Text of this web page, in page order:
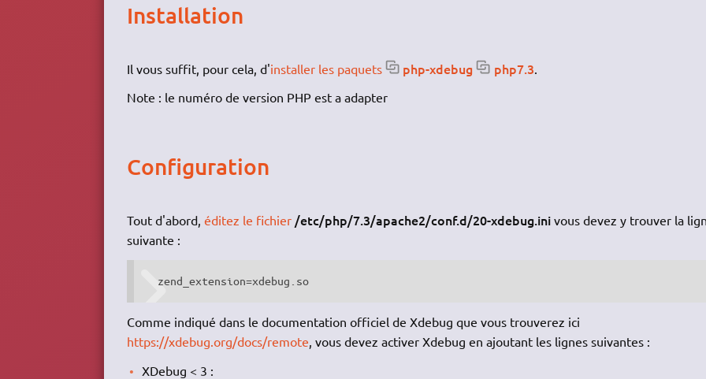
Installation
Il vous suffit, pour cela, d'installer les paquets php-xdebug php7.3.
Note : le numéro de version PHP est a adapter
Configuration
Tout d'abord, éditez le fichier /etc/php/7.3/apache2/conf.d/20-xdebug.inivous devez y trouver la
suivante :
  zend_extension=xdebug.so
Comme indiqué dans le documentation officiel de Xdebug que vous trouverez ici
https://xdebug.org/docs/remote, vous devez activer Xdebug en ajoutant les lignes suivantes :
XDebug < 3 :